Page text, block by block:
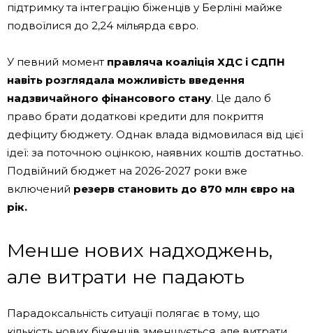
підтримку та інтеграцію біженців у Берліні майже
подвоїлися до 2,24 мільярда євро.
У певний момент правляча коаліція ХДС і СДПН
навіть розглядала можливість введення
надзвичайного фінансового стану. Це дало б
право брати додаткові кредити для покриття
дефіциту бюджету. Однак влада відмовилася від цієї
ідеї: за поточною оцінкою, наявних коштів достатньо.
Подвійний бюджет на 2026-2027 роки вже
включений резерв становить до 870 млн євро на
рік.
Менше нових надходжень,
але витрати не падають
Парадоксальність ситуації полягає в тому, що